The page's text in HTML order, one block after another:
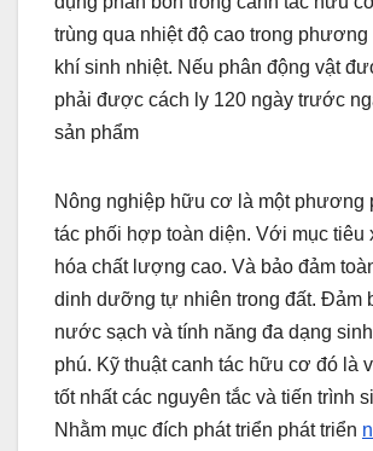
trùng qua nhiệt độ cao trong phương
khí sinh nhiệt. Nếu phân động vật
phải được cách ly 120 ngày trước
sản phẩm
Nông nghiệp hữu cơ là một phương
tác phối hợp toàn diện. Với mục tiêu
hóa chất lượng cao. Và bảo đảm
dinh dưỡng tự nhiên trong đất. Đảm
nước sạch và tính năng đa dạng
phú. Kỹ thuật canh tác hữu cơ đó là
tốt nhất các nguyên tắc và tiến trình
Nhằm mục đích phát triển phát triển